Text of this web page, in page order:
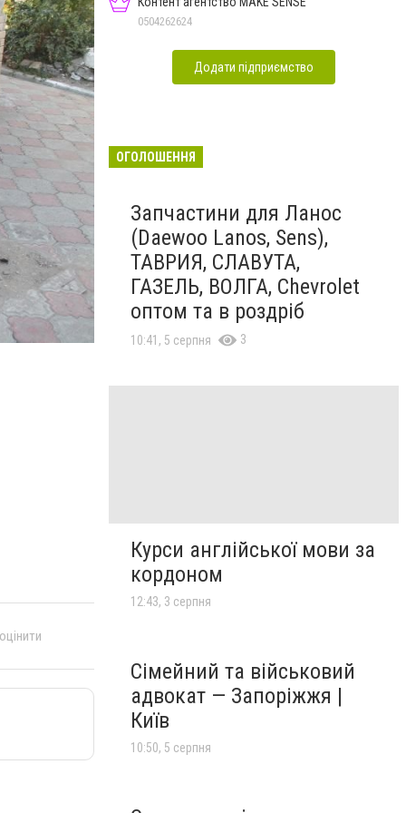
0504262624
Додати підприємство
ОГОЛОШЕННЯ
Запчастини для Ланос
(Daewoo Lanos, Sens),
ТАВРИЯ, СЛАВУТА,
ГАЗЕЛЬ, ВОЛГА, Chevrolet
оптом та в роздріб
10:41, 5 серпня 3
Курси англійської мови за
кордоном
12:43, 3 серпня
Сімейний та військовий
адвокат — Запоріжжя |
Київ
10:50, 5 серпня